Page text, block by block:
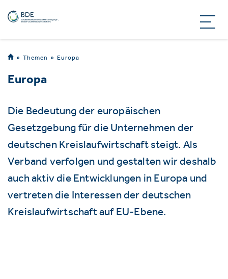
Themen Europa
Europa
Die Bedeutung der europäischen
Gesetzgebung für die Unternehmen der
deutschen Kreislaufwirtschaft steigt. Als
Verband verfolgen und gestalten wir deshalb
auch aktiv die Entwicklungen in Europa und
vertreten die Interessen der deutschen
Kreislaufwirtschaft auf EU-Ebene.